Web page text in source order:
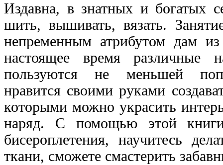
Издавна, в знатных и богатых
шить, вышивать, вязать.
непременным атрибутом дам
настоящее время различные
пользуются не меньшей
нравится своими руками
которыми можно украсить
наряд. С помощью этой
бисероплетения, научитесь
ткани, сможете смастерить